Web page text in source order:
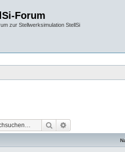
Forum
zur Stellwerksimulation StellSi
Suche